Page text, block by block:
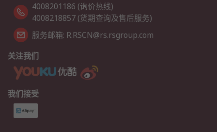
4008201186 (询价热线)
4008218857 (货期查询及售后服务)
服务邮箱: R.RSCN@rs.rsgroup.com
关注我们
我们接受